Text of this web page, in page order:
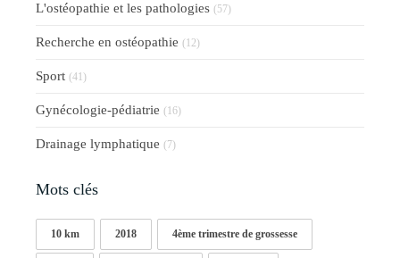
L'ostéopathie et les pathologies (57)
Recherche en ostéopathie (12)
Sport (41)
Gynécologie-pédiatrie (16)
Drainage lymphatique (7)
Mots clés
10 km 2018 4ème trimestre de grossesse